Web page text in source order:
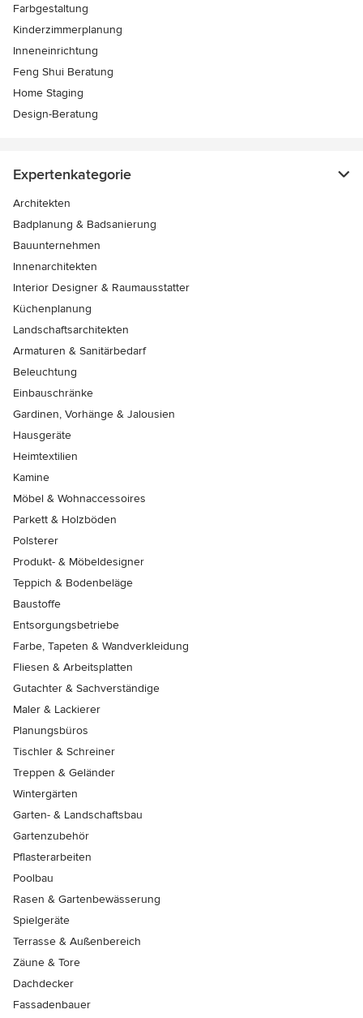
Farbgestaltung
Kinderzimmerplanung
Inneneinrichtung
Feng Shui Beratung
Home Staging
Design-Beratung
Expertenkategorie
Architekten
Badplanung & Badsanierung
Bauunternehmen
Innenarchitekten
Interior Designer & Raumausstatter
Küchenplanung
Landschaftsarchitekten
Armaturen & Sanitärbedarf
Beleuchtung
Einbauschränke
Gardinen, Vorhänge & Jalousien
Hausgeräte
Heimtextilien
Kamine
Möbel & Wohnaccessoires
Parkett & Holzböden
Polsterer
Produkt- & Möbeldesigner
Teppich & Bodenbeläge
Baustoffe
Entsorgungsbetriebe
Farbe, Tapeten & Wandverkleidung
Fliesen & Arbeitsplatten
Gutachter & Sachverständige
Maler & Lackierer
Planungsbüros
Tischler & Schreiner
Treppen & Geländer
Wintergärten
Garten- & Landschaftsbau
Gartenzubehör
Pflasterarbeiten
Poolbau
Rasen & Gartenbewässerung
Spielgeräte
Terrasse & Außenbereich
Zäune & Tore
Dachdecker
Fassadenbauer